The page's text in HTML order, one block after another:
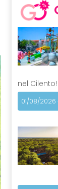
nel Cilento!
01/08/2026